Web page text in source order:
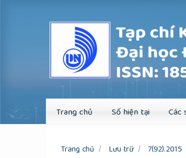
Trang chủ Số hiện tại Các
Trang chủ Lưu trữ 7(92).2015